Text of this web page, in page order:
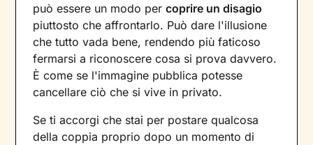
può essere un modo percoprire un disagio
piuttosto che affrontarlo. Può dare l'illusione
che tutto vada bene, rendendo più faticoso
fermarsi a riconoscere cosa si prova davvero.
È come se l'immagine pubblica potesse
cancellare ciò che si vive in privato.
Se ti accorgi che stai per postare qualcosa
della coppia proprio dopo un momento di